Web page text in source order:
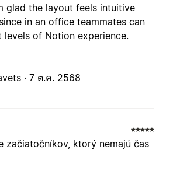
glad the layout feels intuitive
in an office teammates can
levels of Notion experience.
· 7 ต.ค. 2568
začiatočníkov, ktorý nemajú čas